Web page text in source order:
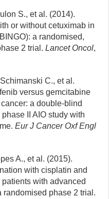
S., et al. (2014).
or without cetuximab in
a randomised,
2 trial.Lancet Oncol,
C., et al.
versus gemcitabine
a double-blind
II AIO study with
Eur J Cancer Oxf Engl
A., et al. (2015).
with cisplatin and
with advanced
randomised phase 2 trial.